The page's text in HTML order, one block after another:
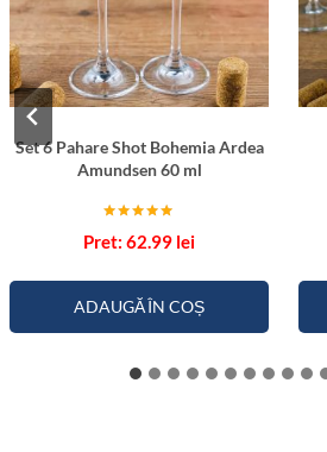
Set 6 Pahare Shot Bohemia Ardea
Amundsen 60 ml
5.00
62.99 lei
ADAUGĂ ÎN COȘ